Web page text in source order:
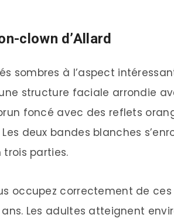
clown d’Allard
sombres à l’aspect
structure faciale arrondie
foncé avec des reflets
deux bandes blanches
trois parties.
occupez correctement de
ans. Les adultes atteignent